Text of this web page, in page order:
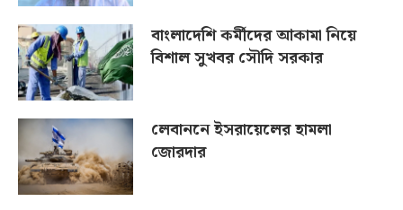
বাংলাদেশি কর্মীদের আকামা নিয়ে
বিশাল সুখবর সৌদি সরকার
লেবাননে ইসরায়েলের হামলা
জোরদার